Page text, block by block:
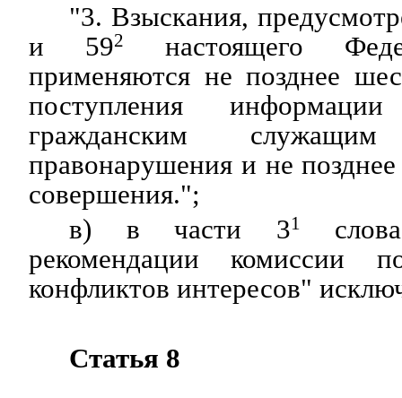
"3. Взыскания,
и 592
настоящего
применяются не позднее
поступления
гражданским служащим
правонарушения и не
совершения.";
в) в части 31
рекомендации комиссии
конфликтов интересов"
Статья 8